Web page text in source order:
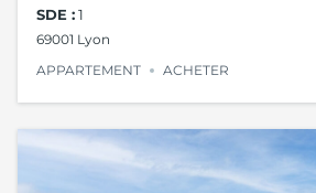
SDE :1
69001 Lyon
APPARTEMENT
ACHETER